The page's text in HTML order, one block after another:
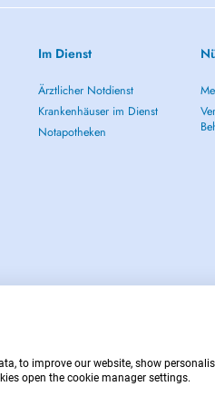
Im Dienst
Ärztlicher Notdienst
Krankenhäuser im Dienst
Notapotheken
SIE SICH AN : 112
to improve our website, show
open the cookie manager settings.